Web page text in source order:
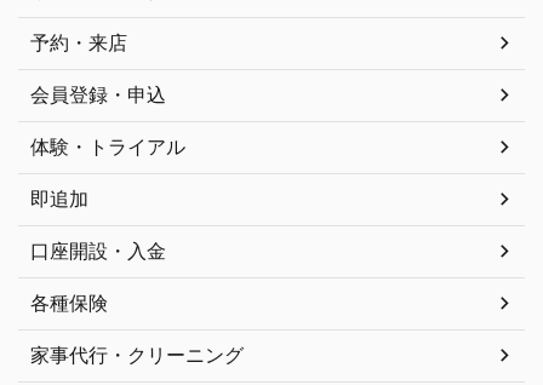
予約・来店
会員登録・申込
体験・トライアル
即追加
口座開設・入金
各種保険
家事代行・クリーニング